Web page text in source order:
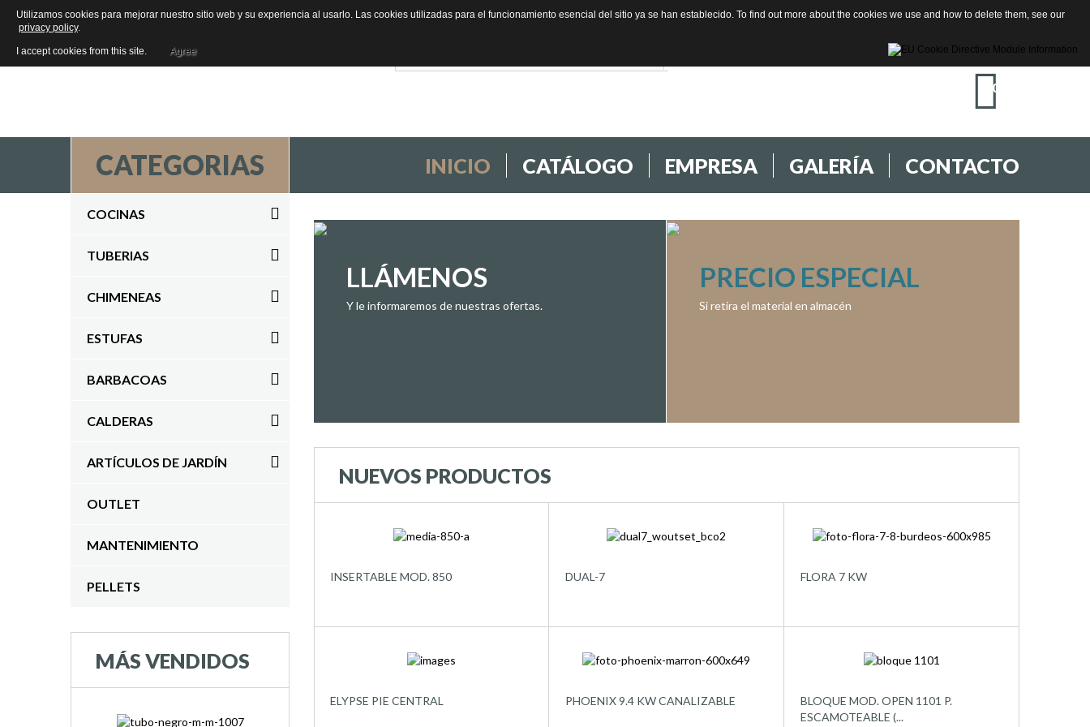
LLÁMANOS : 959 220 221
0
INICIO CATÁLOGO EMPRESA GALERÍA CONTACTO
CATEGORIAS
COCINAS
TUBERIAS
CHIMENEAS
ESTUFAS
BARBACOAS
CALDERAS
ARTÍCULOS DE JARDÍN
OUTLET
MANTENIMIENTO
PELLETS
MÁS VENDIDOS
LLÁMENOS
Y le informaremos de nuestras ofertas.
PRECIO ESPECIAL
Si retira el material en almacén
NUEVOS PRODUCTOS
INSERTABLE MOD. 850 DUAL-7 FLORA 7 KW
ELYPSE PIE CENTRAL PHOENIX 9.4 KW CANALIZABLE
BLOQUE MOD. OPEN 1101 P.
ESCAMOTEABLE (...
Utilizamos cookies para mejorar nuestro sitio web y su experiencia al usarlo. Las cookies utilizadas para el funcionamiento esencial del sitio ya se han establecido. To find out more about the cookies we use and how to delete them, see our
privacy policy.
I accept cookies from this site. Agree